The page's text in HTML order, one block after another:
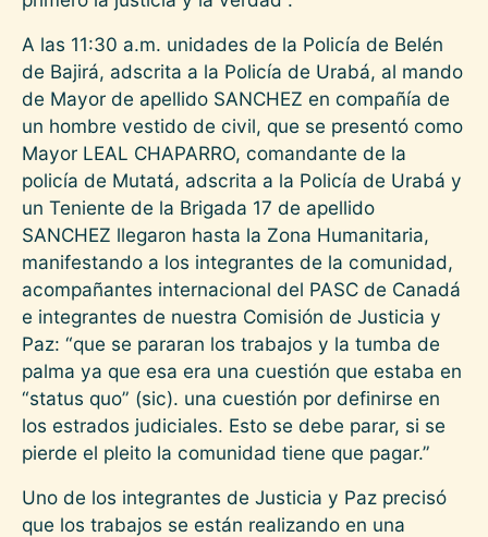
A las 11:30 a.m. unidades de la Policía de Belén
de Bajirá, adscrita a la Policía de Urabá, al mando
de Mayor de apellido SANCHEZ en compañía de
un hombre vestido de civil, que se presentó como
Mayor LEAL CHAPARRO, comandante de la
policía de Mutatá, adscrita a la Policía de Urabá y
un Teniente de la Brigada 17 de apellido
SANCHEZ llegaron hasta la Zona Humanitaria,
manifestando a los integrantes de la comunidad,
acompañantes internacional del PASC de Canadá
e integrantes de nuestra Comisión de Justicia y
Paz: “que se pararan los trabajos y la tumba de
palma ya que esa era una cuestión que estaba en
“status quo” (sic). una cuestión por definirse en
los estrados judiciales. Esto se debe parar, si se
pierde el pleito la comunidad tiene que pagar.”
Uno de los integrantes de Justicia y Paz precisó
que los trabajos se están realizando en una